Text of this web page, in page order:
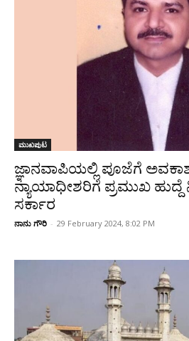
ಮುಖಪುಟ
ಜ್ಞಾನವಾಪಿಯಲ್ಲಿ ಪೂಜೆಗೆ ಅವಕಾಶ
ನ್ಯಾಯಾಧೀಶರಿಗೆ ಪ್ರಮುಖ
ಸರ್ಕಾರ
ನಾನು ಗೌರಿ - 29 February 2024, 8:02 PM